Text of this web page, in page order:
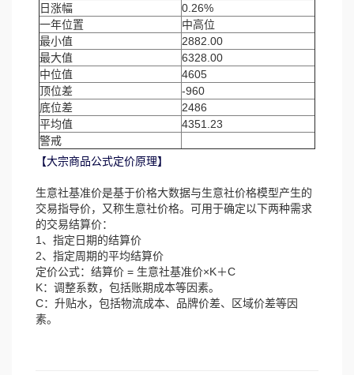
日涨幅
0.26%
一年位置
中高位
最小值
2882.00
最大值
6328.00
中位值
4605
顶位差
-960
底位差
2486
平均值
4351.23
警戒
【大宗商品公式定价原理】
生意社基准价是基于价格大数据与生意社价格模型产生的
交易指导价，又称生意社价格。可用于确定以下两种需求
的交易结算价：
1、指定日期的结算价
2、指定周期的平均结算价
定价公式：结算价 = 生意社基准价×K＋C
K：调整系数，包括账期成本等因素。
C：升贴水，包括物流成本、品牌价差、区域价差等因
素。